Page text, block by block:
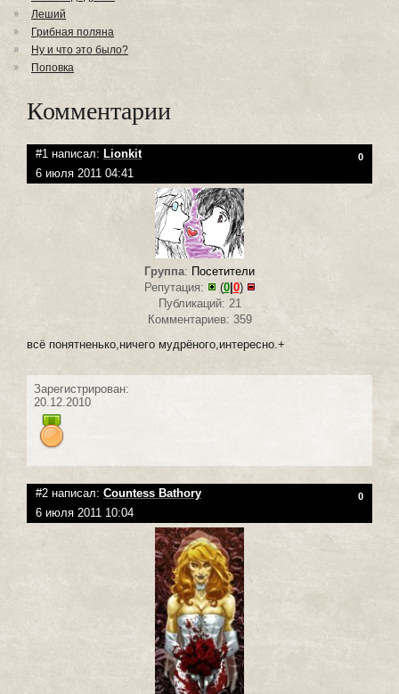
Леший
Грибная поляна
Ну и что это было?
Поповка
Комментарии
#1 написал: Lionkit 0
6 июля 2011 04:41
Группа: Посетители
Репутация:
(0|0)
Публикаций: 21
Комментариев: 359
всё понятненько,ничего мудрёного,интересно.+
Зарегистрирован:
20.12.2010
#2 написал: Countess Bathory 0
6 июля 2011 10:04